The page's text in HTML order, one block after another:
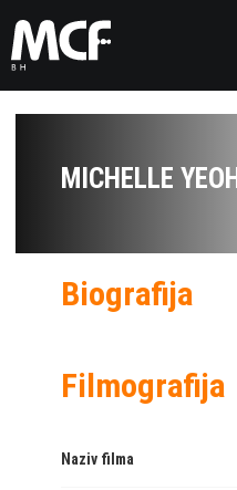
MICHELLE YEOH
Biografija
Filmografija
Naziv filma